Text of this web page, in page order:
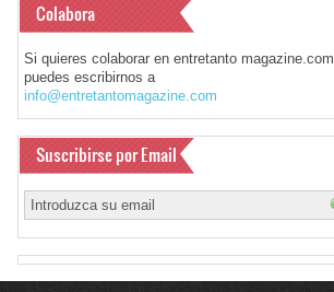
Colabora
Si quieres colaborar en entretanto magazine.com
puedes escribirnos a
info@entretantomagazine.com
Suscribirse por Email